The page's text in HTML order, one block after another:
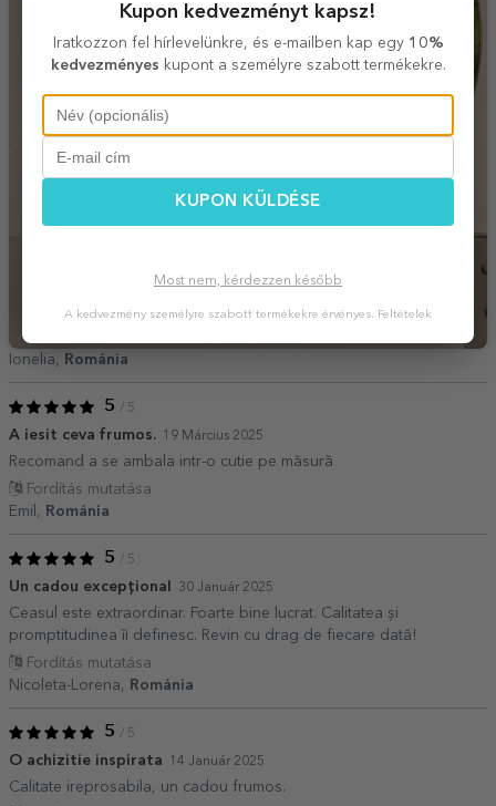
Ionelia, Románia
5 / 5
A iesit ceva frumos. 19 Március 2025
Recomand a se ambala intr-o cutie pe măsură
Fordítás mutatása
Emil,
Románia
5 / 5
Un cadou excepțional 30 Január 2025
Ceasul este extraordinar. Foarte bine lucrat. Calitatea și
promptitudinea îi definesc. Revin cu drag de fiecare dată!
Fordítás mutatása
Nicoleta-Lorena,
Románia
5 / 5
O achizitie inspirata 14 Január 2025
Calitate ireprosabila, un cadou frumos.
Kupon kedvezményt kapsz!
Iratkozzon fel hírlevelünkre, és e-mailben kap egy 10%
kedvezményes kupont a személyre szabott termékekre.
KUPON KÜLDÉSE
Most nem, kérdezzen később
A kedvezmény személyre szabott termékekre érvényes. Feltételek